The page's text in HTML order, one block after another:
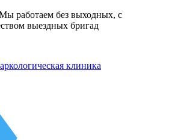
работаем без выходных, с
выездных бригад
клиника